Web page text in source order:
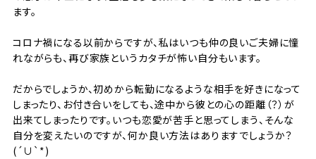
ます。
コロナ禍になる以前からですが、私はいつも仲の良いご夫婦に憧
れながらも、再び家族というカタチが怖い自分もいます。
だからでしょうか、初めから転勤になるような相手を好きになって
しまったり、お付き合いをしても、途中から彼との心の距離（？）が
出来てしまったりです。いつも恋愛が苦手と思ってしまう、そんな
自分を変えたいのですが、何か良い方法はありますでしょうか？
(´∪︎`*)